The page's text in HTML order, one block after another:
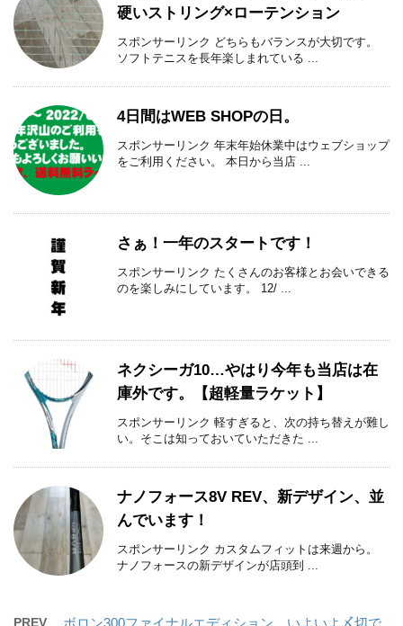
硬いストリング×ローテンション
スポンサーリンク どちらもバランスが大切です。
ソフトテニスを長年楽しまれている ...
4日間はWEB SHOPの日。
スポンサーリンク 年末年始休業中はウェブショップ
をご利用ください。 本日から当店 ...
さぁ！一年のスタートです！
スポンサーリンク たくさんのお客様とお会いできる
のを楽しみにしています。 12/ ...
ネクシーガ10…やはり今年も当店は在
庫外です。【超軽量ラケット】
スポンサーリンク 軽すぎると、次の持ち替えが難し
い。そこは知っておいていただきた ...
ナノフォース8V REV、新デザイン、並
んでいます！
スポンサーリンク カスタムフィットは来週から。
ナノフォースの新デザインが店頭到 ...
PREV